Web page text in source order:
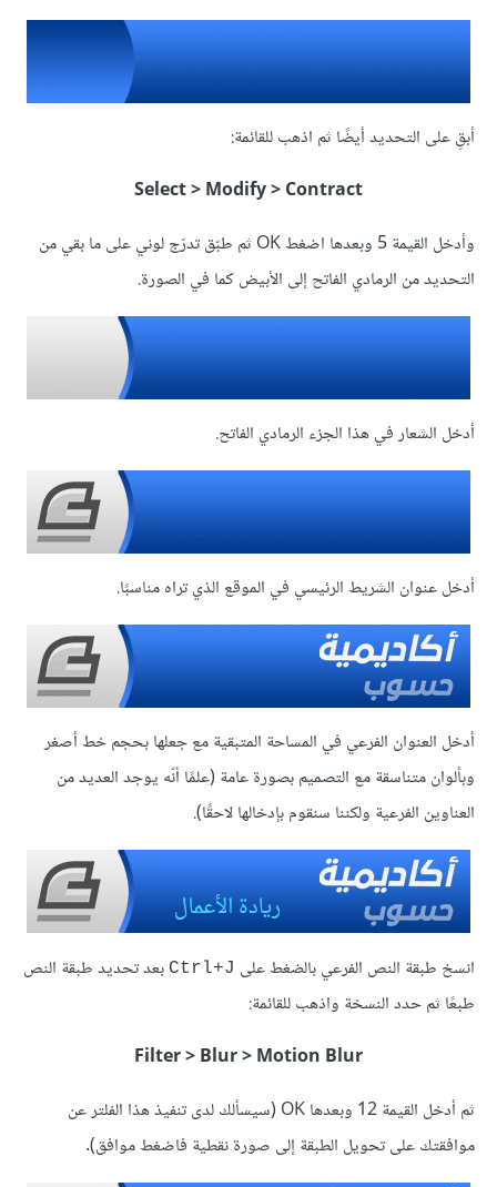
أبقِ على التحديد أيضًا ثم اذهب للقائمة:
وأدخل القيمة 5 وبعدها اضغط OK ثم طبّق تدرّج لوني على ما بقي من
التحديد من الرمادي الفاتح إلى الأبيض كما في الصورة.
أدخل الشعار في هذا الجزء الرمادي الفاتح.
أدخل عنوان الشريط الرئيسي في الموقع الذي تراه مناسبًا.
أدخل العنوان الفرعي في المساحة المتبقية مع جعلها بحجم خط أصغر
وبألوان متناسقة مع التصميم بصورة عامة (علمًا أنّه يوجد العديد من
العناوين الفرعية ولكننا سنقوم بإدخالها لاحقًا).
انسخ طبقة النص الفرعي بالضغط على Ctrl+J بعد تحديد طبقة النص
طبعًا ثم حدد النسخة واذهب للقائمة:
ثم أدخل القيمة 12 وبعدها OK (سيسألك لدى تنفيذ هذا الفلتر عن
موافقتك على تحويل الطبقة إلى صورة نقطية فاضغط موافق).